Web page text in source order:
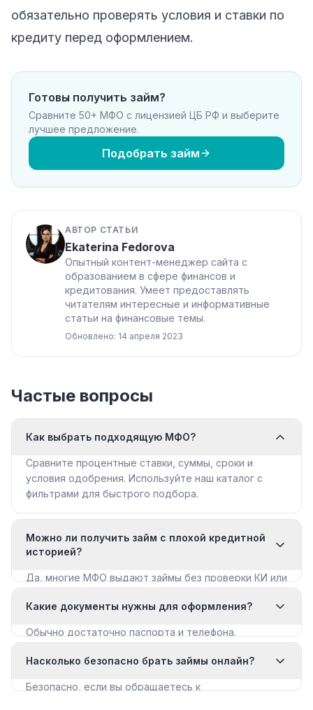
обязательно проверять условия и ставки по
кредиту перед оформлением.
Готовы получить займ?
Сравните 50+ МФО с лицензией ЦБ РФ и выберите
лучшее предложение.
Подобрать займ
АВТОР СТАТЬИ
Ekaterina Fedorova
Опытный контент-менеджер сайта с
образованием в сфере финансов и
кредитования. Умеет предоставлять
читателям интересные и информативные
статьи на финансовые темы.
Обновлено: 14 апреля 2023
Частые вопросы
Как выбрать подходящую МФО?
Сравните процентные ставки, суммы, сроки и
условия одобрения. Используйте наш каталог с
фильтрами для быстрого подбора.
Можно ли получить займ с плохой кредитной
историей?
Да, многие МФО выдают займы без проверки КИ или
с плохой КИ».
Какие документы нужны для оформления?
Обычно достаточно паспорта и телефона.
документы для крупных сумм.
Насколько безопасно брать займы онлайн?
Безопасно, если вы обращаетесь к